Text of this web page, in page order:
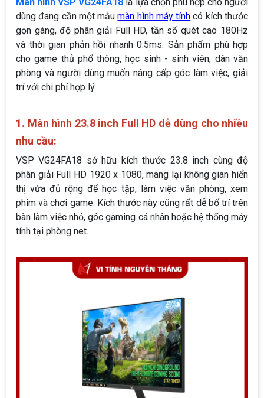
dùng đang cần một mẫumàn hình máy tính có kích thước
gọn gàng, độ phân giải Full HD, tần số quét cao 180Hz
và thời gian phản hồi nhanh 0.5ms. Sản phẩm phù hợp
cho game thủ phổ thông, học sinh - sinh viên, dân văn
phòng và người dùng muốn nâng cấp góc làm việc, giải
trí với chi phí hợp lý.
1. Màn hình 23.8 inch Full HD dễ dùng cho nhiều
nhu cầu:
VSP VG24FA18 sở hữu kích thước 23.8 inch cùng độ
phân giải Full HD 1920 x 1080, mang lại không gian hiển
thị vừa đủ rộng để học tập, làm việc văn phòng, xem
phim và chơi game. Kích thước này cũng rất dễ bố trí trên
bàn làm việc nhỏ, góc gaming cá nhân hoặc hệ thống máy
tính tại phòng net.